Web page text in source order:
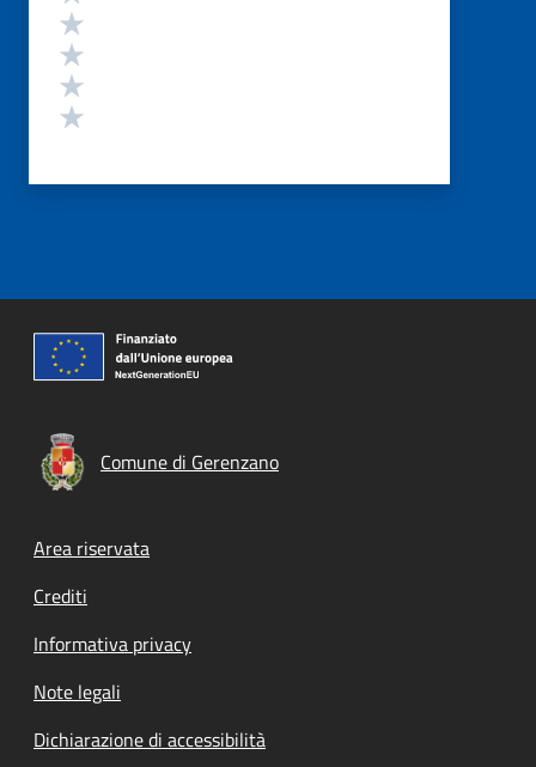
Comune di Gerenzano
Footer menu
Area riservata
Crediti
Informativa privacy
Note legali
Dichiarazione di accessibilità